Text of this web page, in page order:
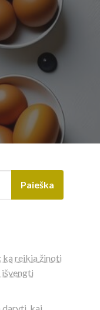
Paieška
reikia žinoti
išvengti